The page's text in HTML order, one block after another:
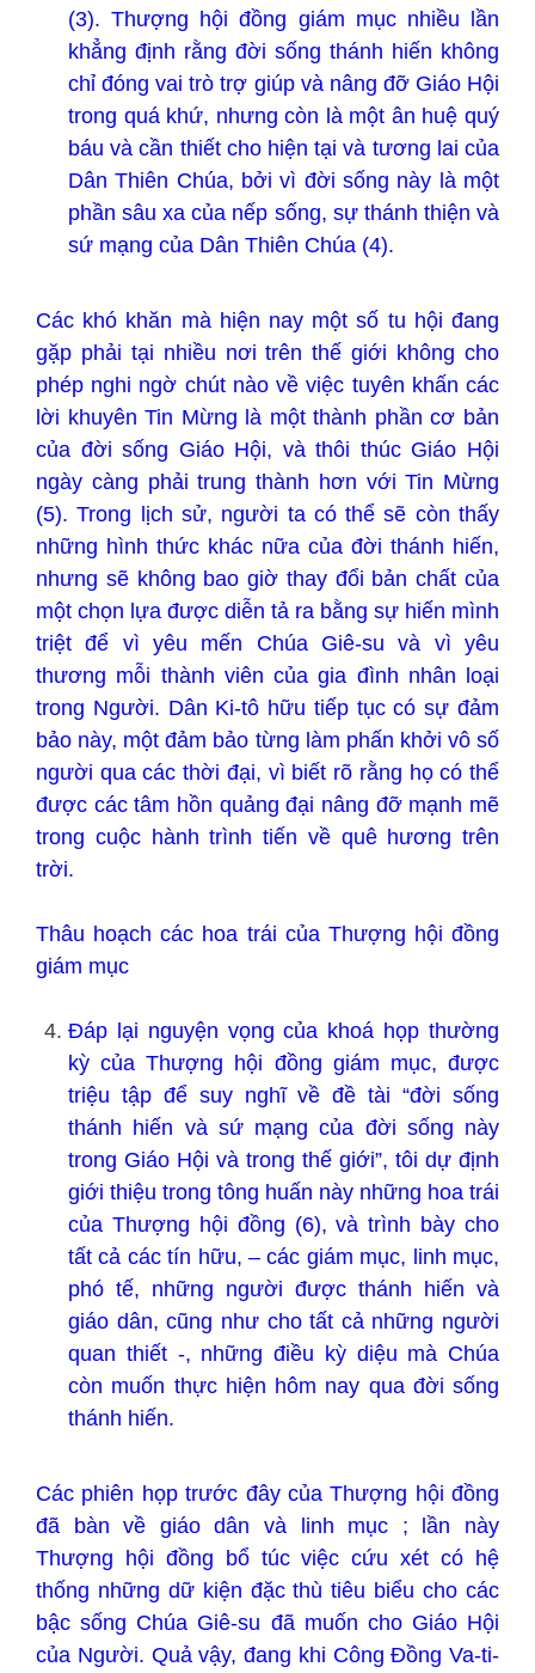
(3). Thượng hội đồng giám mục nhiều lần
khẳng định rằng đời sống thánh hiến không
chỉ đóng vai trò trợ giúp và nâng đỡ Giáo Hội
trong quá khứ, nhưng còn là một ân huệ quý
báu và cần thiết cho hiện tại và tương lai của
Dân Thiên Chúa, bởi vì đời sống này là một
phần sâu xa của nếp sống, sự thánh thiện và
sứ mạng của Dân Thiên Chúa (4).
Các khó khăn mà hiện nay một số tu hội đang
gặp phải tại nhiều nơi trên thế giới không cho
phép nghi ngờ chút nào về việc tuyên khấn các
lời khuyên Tin Mừng là một thành phần cơ bản
của đời sống Giáo Hội, và thôi thúc Giáo Hội
ngày càng phải trung thành hơn với Tin Mừng
(5). Trong lịch sử, người ta có thể sẽ còn thấy
những hình thức khác nữa của đời thánh hiến,
nhưng sẽ không bao giờ thay đổi bản chất của
một chọn lựa được diễn tả ra bằng sự hiến mình
triệt để vì yêu mến Chúa Giê-su và vì yêu
thương mỗi thành viên của gia đình nhân loại
trong Người. Dân Ki-tô hữu tiếp tục có sự đảm
bảo này, một đảm bảo từng làm phấn khởi vô số
người qua các thời đại, vì biết rõ rằng họ có thể
được các tâm hồn quảng đại nâng đỡ mạnh mẽ
trong cuộc hành trình tiến về quê hương trên
trời.
Thâu hoạch các hoa trái của Thượng hội đồng
giám mục
Đáp lại nguyện vọng của khoá họp thường
kỳ của Thượng hội đồng giám mục, được
triệu tập để suy nghĩ về đề tài “đời sống
thánh hiến và sứ mạng của đời sống này
trong Giáo Hội và trong thế giới”, tôi dự định
giới thiệu trong tông huấn này những hoa trái
của Thượng hội đồng (6), và trình bày cho
tất cả các tín hữu, – các giám mục, linh mục,
phó tế, những người được thánh hiến và
giáo dân, cũng như cho tất cả những người
quan thiết -, những điều kỳ diệu mà Chúa
còn muốn thực hiện hôm nay qua đời sống
thánh hiến.
Các phiên họp trước đây của Thượng hội đồng
đã bàn về giáo dân và linh mục ; lần này
Thượng hội đồng bổ túc việc cứu xét có hệ
thống những dữ kiện đặc thù tiêu biểu cho các
bậc sống Chúa Giê-su đã muốn cho Giáo Hội
của Người. Quả vậy, đang khi Công Đồng Va-ti-